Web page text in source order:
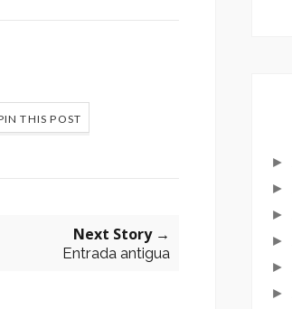
THIS POST
Next Story →
Entrada antigua
►
►
►
►
►
►